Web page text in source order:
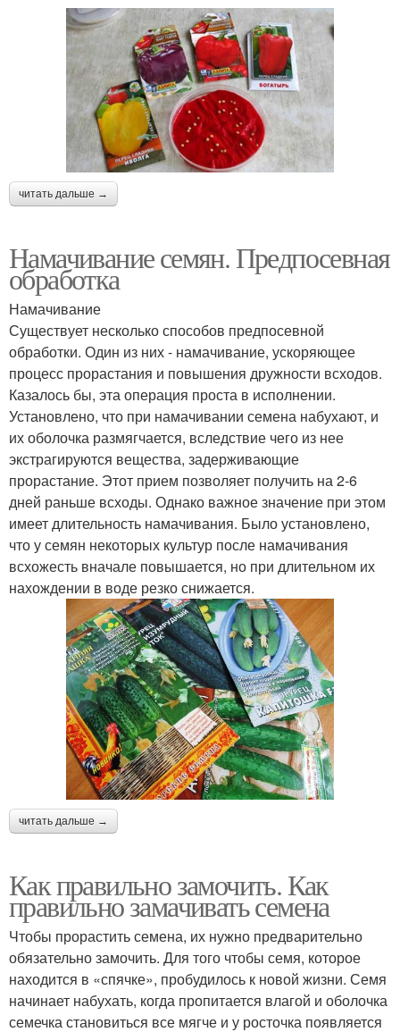
читать дальше →
Намачивание семян. Предпосевная
обработка
Намачивание
Существует несколько способов предпосевной
обработки. Один из них - намачивание, ускоряющее
процесс прорастания и повышения дружности всходов.
Казалось бы, эта операция проста в исполнении.
Установлено, что при намачивании семена набухают, и
их оболочка размягчается, вследствие чего из нее
экстрагируются вещества, задерживающие
прорастание. Этот прием позволяет получить на 2-6
дней раньше всходы. Однако важное значение при этом
имеет длительность намачивания. Было установлено,
что у семян некоторых культур после намачивания
всхожесть вначале повышается, но при длительном их
нахождении в воде резко снижается.
читать дальше →
Как правильно замочить. Как
правильно замачивать семена
Чтобы прорастить семена, их нужно предварительно
обязательно замочить. Для того чтобы семя, которое
находится в «спячке», пробудилось к новой жизни. Семя
начинает набухать, когда пропитается влагой и оболочка
семечка становиться все мягче и у росточка появляется